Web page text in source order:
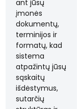
ant jūsų
įmonės
dokumentų,
terminijos ir
formatų, kad
sistema
atpažintų jūsų
sąskaitų
išdėstymus,
sutarčių